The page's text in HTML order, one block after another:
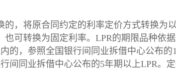
，将原合同约定的利率定价方式转换为
可转换为固定利率。LPR的期限品种依
的，参照全国银行间同业拆借中心公布的
间同业拆借中心公布的5年期以上LPR。